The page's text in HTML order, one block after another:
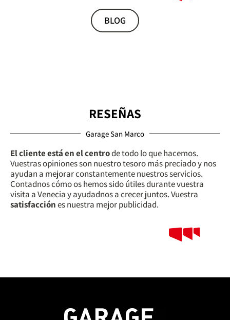
BLOG
RESEÑAS
Garage San Marco
El cliente está en el centrode todo lo que hacemos.
Vuestras opiniones son nuestro tesoro más preciado y nos
ayudan a mejorar constantemente nuestros servicios.
Contadnos cómo os hemos sido útiles durante vuestra
visita a Venecia y ayudadnos a crecer juntos. Vuestra
satisfacciónes nuestra mejor publicidad.